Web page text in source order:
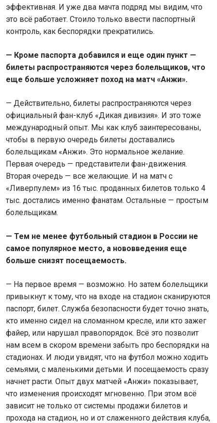
эффективная. И уже два мачта подряд мы видим, что
это всё работает. Стоило только ввести паспортный
контроль, как беспорядки прекратились.
— Кроме паспорта добавился и еще один пункт —
билеты распространяются через болельщиков, что
еще больше усложняет поход на матч «Анжи».
— Действительно, билеты распространяются через
официальный фан-клуб «Дикая дивизия». И это тоже
международный опыт. Мы как клуб заинтересованы,
чтобы в первую очередь билеты доставались
болельщикам «Анжи». Это нормальное желание.
Первая очередь — представители фан-движения.
Вторая очередь — все желающие. И на матч с
«Ливерпулем» из 16 тыс. проданных билетов только 4
тыс. достались именно фанатам. Остальные — простым
болельщикам.
— Тем не менее футбольный стадион в России не
самое популярное место, а нововведения еще
больше снизят посещаемость.
— На первое время — возможно. Но затем болельщики
привыкнут к тому, что на входе на стадион сканируются
паспорт, билет. Служба безопасности будет точно знать,
кто именно сидел на сломанном кресле, или кто зажег
файер, или нарушал правопорядок. Всё это позволит
нам всем в скором времени забыть про беспорядки на
стадионах. И люди увидят, что на футбол можно ходить
семьями, с маленькими детьми. И посещаемость сразу
начнет расти. Опыт двух матчей «Анжи» показывает,
что изменения происходят мгновенно. При этом всё
зависит не только от системы продажи билетов и
прохода на стадион, но и от слаженного действия клуба,